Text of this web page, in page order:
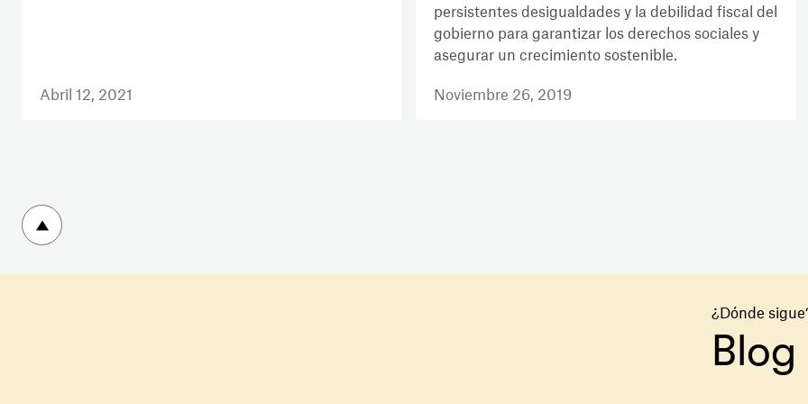
Abril 12, 2021
persistentes desigualdades y la debilidad fiscal del
gobierno para garantizar los derechos sociales y
asegurar un crecimiento sostenible.
Noviembre 26, 2019
¿Dónde
Blog